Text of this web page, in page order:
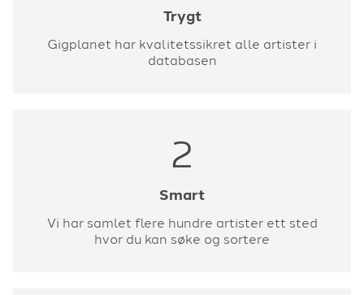
Trygt
Gigplanet har kvalitetssikret alle artister i
databasen
2
Smart
Vi har samlet flere hundre artister ett sted
hvor du kan søke og sortere